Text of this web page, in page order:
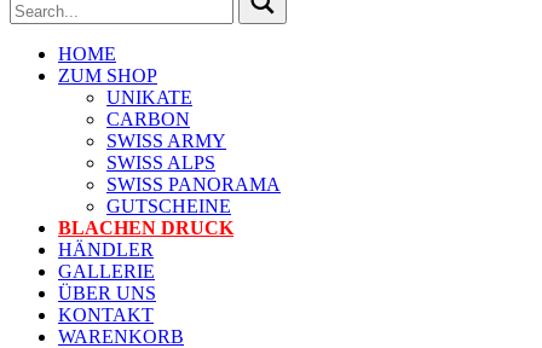
HOME
ZUM SHOP
UNIKATE
CARBON
SWISS ARMY
SWISS ALPS
SWISS PANORAMA
GUTSCHEINE
BLACHEN DRUCK
HÄNDLER
GALLERIE
ÜBER UNS
KONTAKT
WARENKORB